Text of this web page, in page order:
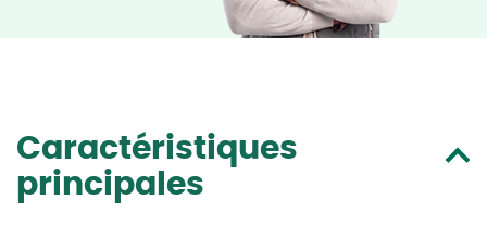
Caractéristiques
principales